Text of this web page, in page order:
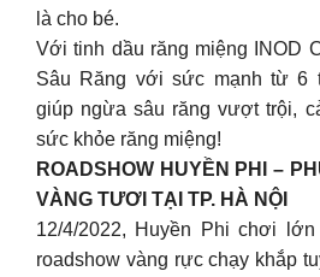
là cho bé.
Với tinh dầu răng miệng INOD
Sâu Răng với sức mạnh từ 6
giúp ngừa sâu răng vượt trội,
sức khỏe răng miệng!
ROADSHOW HUYỀN PHI –
VÀNG TƯƠI TẠI TP. HÀ NỘI
12/4/2022, Huyền Phi chơi
roadshow vàng rực chạy khắp